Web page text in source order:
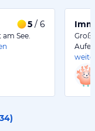
5 / 6
See.
)